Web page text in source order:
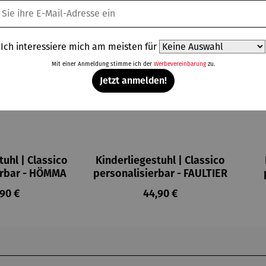
| Classico
- HÖMMA
Preis:
€
Kinderliegestuhl | Classico
personalisierbar - FAULTIER
Regulärer Preis:
44,90 €
Ich interessiere mich am meisten für
Mit einer Anmeldung stimme ich der Werbevereinbarungzu.
Jetzt anmelden!